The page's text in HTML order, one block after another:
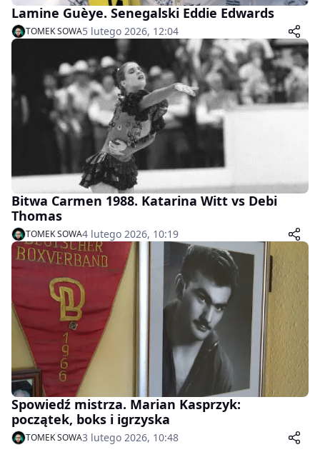
Lamine Guèye. Senegalski Eddie Edwards
TOMEK SOWA5 lutego 2026, 12:04
Bitwa Carmen 1988. Katarina Witt vs Debi
Thomas
TOMEK SOWA4 lutego 2026, 10:19
Spowiedź mistrza. Marian Kasprzyk:
początek, boks i igrzyska
TOMEK SOWA3 lutego 2026, 10:48